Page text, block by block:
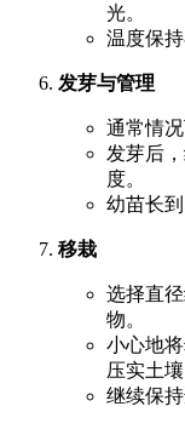
光。
温度保持
发芽与管理
通常情况
发芽后
度。
幼苗长
移栽
选择直
物。
小心地
压实土壤
继续保